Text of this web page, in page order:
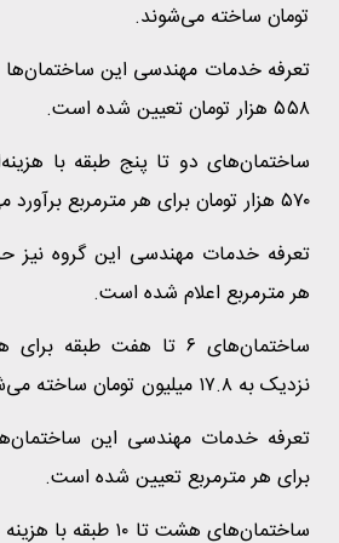
تومان ساخته می‌شوند.
تعرفه خدمات مهندسی این ساختمان‌ها
۵۵۸ هزار تومان تعیین شده است.
۵۷۰ هزار تومان برای هر مترمربع برآورد می‌شوند.
هر مترمربع اعلام شده است.
ساختمان‌های ۶ تا هفت طبقه
نزدیک به ۱۷.۸ میلیون تومان ساخته می‌شوند.
برای هر مترمربع تعیین شده است.